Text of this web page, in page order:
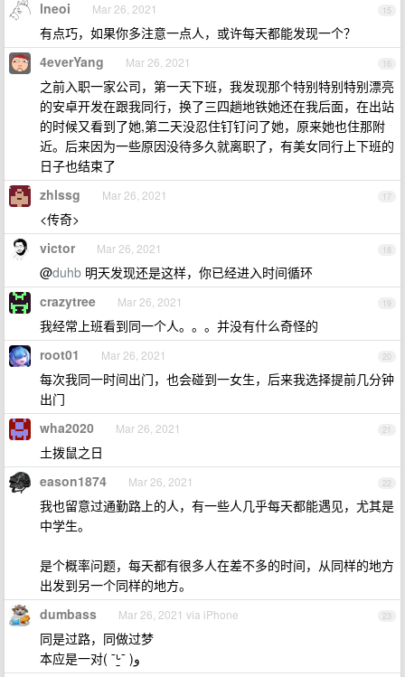
15
lneoi Mar 26, 2021
有点巧，如果你多注意一点人，或许每天都能发现一个？
16
4everYang Mar 26, 2021
之前入职一家公司，第一天下班，我发现那个特别特别特别漂亮
的安卓开发在跟我同行，换了三四趟地铁她还在我后面，在出站
的时候又看到了她,第二天没忍住钉钉问了她，原来她也住那附
近。后来因为一些原因没待多久就离职了，有美女同行上下班的
日子也结束了
17
zhlssg Mar 26, 2021
<传奇>
18
victor Mar 26, 2021
@duhb 明天发现还是这样，你已经进入时间循环
19
crazytree Mar 26, 2021
我经常上班看到同一个人。。。并没有什么奇怪的
20
root01 Mar 26, 2021
每次我同一时间出门，也会碰到一女生，后来我选择提前几分钟
出门
21
wha2020 Mar 26, 2021
土拨鼠之日
22
eason1874 Mar 26, 2021
我也留意过通勤路上的人，有一些人几乎每天都能遇见，尤其是
中学生。
是个概率问题，每天都有很多人在差不多的时间，从同样的地方
出发到另一个同样的地方。
23
dumbass Mar 26, 2021 via iPhone
同是过路，同做过梦
本应是一对( ¯ᒡ̱¯ )و